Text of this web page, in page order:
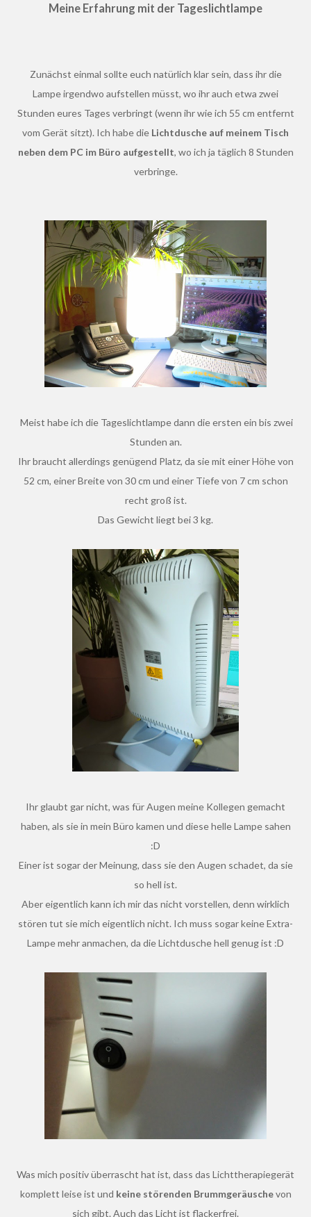
Meine Erfahrung mit der Tageslichtlampe
Zunächst einmal sollte euch natürlich klar sein, dass ihr die
Lampe irgendwo aufstellen müsst, wo ihr auch etwa zwei
Stunden eures Tages verbringt (wenn ihr wie ich 55 cm entfernt
vom Gerät sitzt). Ich habe die Lichtdusche auf meinem Tisch
neben dem PC im Büro aufgestellt, wo ich ja täglich 8 Stunden
verbringe.
Meist habe ich die Tageslichtlampe dann die ersten ein bis zwei
Stunden an.
Ihr braucht allerdings genügend Platz, da sie mit einer Höhe von
52 cm, einer Breite von 30 cm und einer Tiefe von 7 cm schon
recht groß ist.
Das Gewicht liegt bei 3 kg.
Ihr glaubt gar nicht, was für Augen meine Kollegen gemacht
haben, als sie in mein Büro kamen und diese helle Lampe sahen
:D
Einer ist sogar der Meinung, dass sie den Augen schadet, da sie
so hell ist.
Aber eigentlich kann ich mir das nicht vorstellen, denn wirklich
stören tut sie mich eigentlich nicht. Ich muss sogar keine Extra-
Lampe mehr anmachen, da die Lichtdusche hell genug ist :D
Was mich positiv überrascht hat ist, dass das Lichttherapiegerät
komplett leise ist und keine störenden Brummgeräuschevon
sich gibt. Auch das Licht ist flackerfrei.